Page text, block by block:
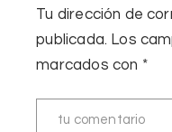
Tu dirección de
publicada. Los
marcados con *